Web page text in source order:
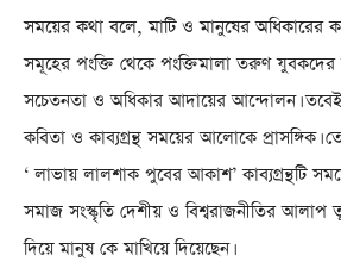
সময়ের কথা বলে, মাটি ও মানুষের অধিকারের
সমূহের পংক্তি থেকে পংক্তিমালা তরুণ যুবকদের
সচেতনতা ও অধিকার আদায়ের আন্দোলন।
কবিতা ও কাব্যগ্রন্থ সময়ের আলোকে প্রাসঙ্গিক।
‘ লাভায় লালশাক পুবের আকাশ’ কাব্যগ্রন্থটি
সমাজ সংস্কৃতি দেশীয় ও বিশ্বরাজনীতির আলাপ
দিয়ে মানুষ কে মাখিয়ে দিয়েছেন।